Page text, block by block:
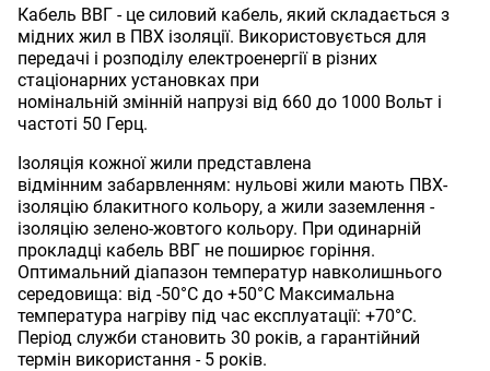
Кабель ВВГ - це силовий кабель, який складається з
мідних жил в ПВХ ізоляції. Використовується для
передачі і розподілу електроенергії в різних
стаціонарних установках при
номінальній змінній напрузі від 660 до 1000 Вольт і
частоті 50 Герц.
Ізоляція кожної жили представлена
відмінним забарвленням: нульові жили мають ПВХ-
ізоляцію блакитного кольору, а жили заземлення -
ізоляцію зелено-жовтого кольору. При одинарній
прокладці кабель ВВГ не поширює горіння.
Оптимальний діапазон температур навколишнього
середовища: від -50°С до +50°C Максимальна
температура нагріву під час експлуатації: +70°С.
Період служби становить 30 років, а гарантійний
термін використання - 5 років.